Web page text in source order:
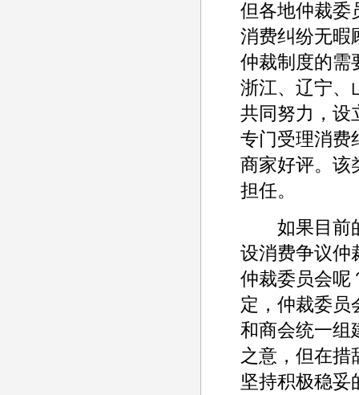
但各地仲裁委
消费纠纷无暇
仲裁制度的需
浙江、辽宁、
共同努力，设
专门受理消费
商家好评。该
担任。
如果目前的
设消费争议仲
仲裁委员会呢
定，仲裁委员
和商会统一组
之意，但在措
坚持积极稳妥